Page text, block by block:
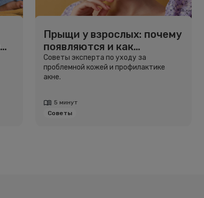
Прыщи у взрослых: почему
появляются и как
избавиться
Советы эксперта по уходу за
проблемной кожей и профилактике
акне.
5 минут
Советы